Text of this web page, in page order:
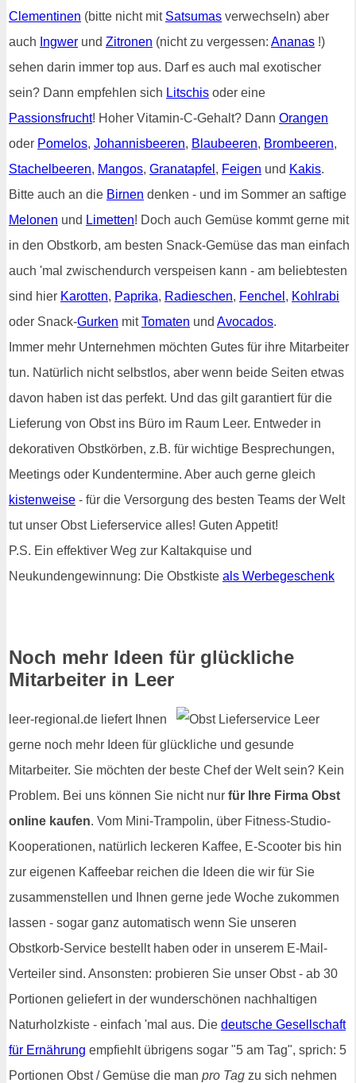
Clementinen (bitte nicht mit Satsumas verwechseln) aber
auch Ingwer und Zitronen (nicht zu vergessen: Ananas !)
sehen darin immer top aus. Darf es auch mal exotischer
sein? Dann empfehlen sich Litschis oder eine
Passionsfrucht! Hoher Vitamin-C-Gehalt? Dann Orangen
oder Pomelos, Johannisbeeren, Blaubeeren, Brombeeren,
Stachelbeeren, Mangos, Granatapfel , Feigen und Kakis.
Bitte auch an die Birnen denken - und im Sommer an saftige
Melonen und Limetten! Doch auch Gemüse kommt gerne mit
in den Obstkorb, am besten Snack-Gemüse das man einfach
auch 'mal zwischendurch verspeisen kann - am beliebtesten
sind hier Karotten, Paprika, Radieschen, Fenchel , Kohlrabi
oder Snack-Gurken mitTomaten und Avocados.
Immer mehr Unternehmen möchten Gutes für ihre Mitarbeiter
tun. Natürlich nicht selbstlos, aber wenn beide Seiten etwas
davon haben ist das perfekt. Und das gilt garantiert für die
Lieferung von Obst ins Büro im Raum Leer. Entweder in
dekorativen Obstkörben, z.B. für wichtige Besprechungen,
Meetings oder Kundentermine. Aber auch gerne gleich
kistenweise - für die Versorgung des besten Teams der Welt
tut unser Obst Lieferservice alles! Guten Appetit!
P.S. Ein effektiver Weg zur Kaltakquise und
Neukundengewinnung: Die Obstkiste als Werbegeschenk
Noch mehr Ideen für glückliche
Mitarbeiter in Leer
leer-regional.de liefert Ihnen
gerne noch mehr Ideen für glückliche und gesunde
Mitarbeiter. Sie möchten der beste Chef der Welt sein? Kein
Problem. Bei uns können Sie nicht nur für Ihre Firma Obst
online kaufen. Vom Mini-Trampolin, über Fitness-Studio-
Kooperationen, natürlich leckeren Kaffee, E-Scooter bis hin
zur eigenen Kaffeebar reichen die Ideen die wir für Sie
zusammenstellen und Ihnen gerne jede Woche zukommen
lassen - sogar ganz automatisch wenn Sie unseren
Obstkorb-Service bestellt haben oder in unserem E-Mail-
Verteiler sind. Ansonsten: probieren Sie unser Obst - ab 30
Portionen geliefert in der wunderschönen nachhaltigen
Naturholzkiste - einfach 'mal aus. Die deutsche Gesellschaft
für Ernährung empfiehlt übrigens sogar "5 am Tag", sprich: 5
Portionen Obst / Gemüse die man pro Tag zu sich nehmen